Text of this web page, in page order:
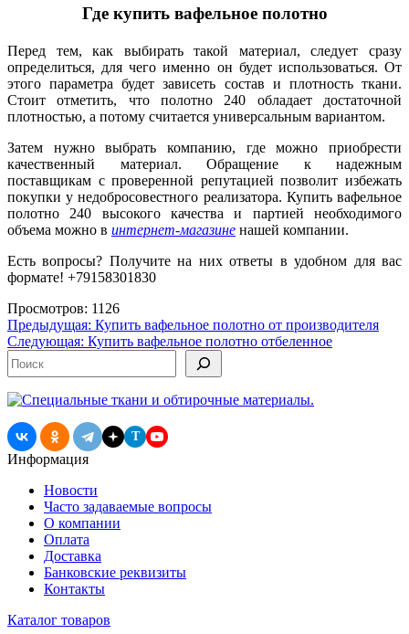
Где купить вафельное полотно
Перед тем, как выбирать такой материал, следует сразу
определиться, для чего именно он будет использоваться. От
этого параметра будет зависеть состав и плотность ткани.
Стоит отметить, что полотно 240 обладает достаточной
плотностью, а потому считается универсальным вариантом.
Затем нужно выбрать компанию, где можно приобрести
качественный материал. Обращение к надежным
поставщикам с проверенной репутацией позволит избежать
покупки у недобросовестного реализатора. Купить вафельное
полотно 240 высокого качества и партией необходимого
объема можно в интернет-магазине нашей компании.
Есть вопросы? Получите на них ответы в удобном для вас
формате! +79158301830
Просмотров: 1126
Навигация
по
записям
Предыдущая: Купить вафельное полотно от производителя
Следующая: Купить вафельное полотно отбеленное
Поиск
T
Информация
Новости
Часто задаваемые вопросы
О компании
Оплата
Доставка
Банковские реквизиты
Контакты
Каталог товаров